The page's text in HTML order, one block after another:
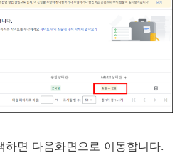
하면 다음화면으로 이동합니다.